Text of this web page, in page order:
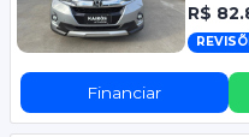
R$
Financiar